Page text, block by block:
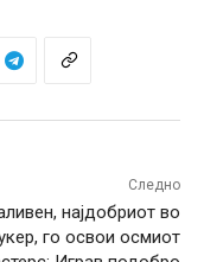
Следно
најдобриот во
го освои осмиот